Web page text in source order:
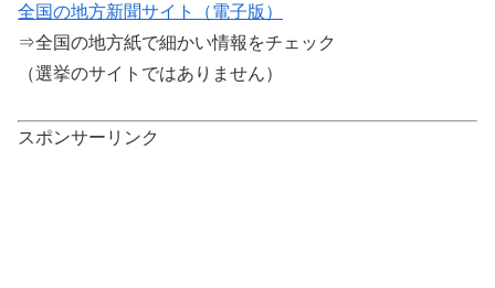
全国の地方新聞サイト（電子版）
⇒全国の地方紙で細かい情報をチェック
（選挙のサイトではありません）
スポンサーリンク